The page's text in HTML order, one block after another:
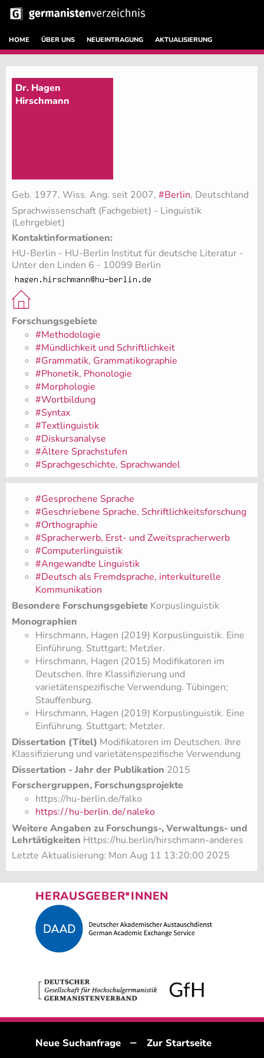
HOME ÜBER UNS NEUEINTRAGUNG AKTUALISIERUNG
Dr. Hagen
Hirschmann
Geb. 1977, Wiss. Ang. seit 2007, #Berlin, Deutschland
Sprachwissenschaft (Fachgebiet) - Linguistik
(Lehrgebiet)
Kontaktinformationen:
HU-Berlin - HU-Berlin Institut für deutsche Literatur -
Unter den Linden 6 - 10099 Berlin
Forschungsgebiete
#Methodologie
#Mündlichkeit und Schriftlichkeit
#Grammatik, Grammatikographie
#Phonetik, Phonologie
#Morphologie
#Wortbildung
#Syntax
#Textlinguistik
#Diskursanalyse
#Ältere Sprachstufen
#Sprachgeschichte, Sprachwandel
#Gesprochene Sprache
#Geschriebene Sprache, Schriftlichkeitsforschung
#Orthographie
#Spracherwerb, Erst- und Zweitspracherwerb
#Computerlinguistik
#Angewandte Linguistik
#Deutsch als Fremdsprache, interkulturelle
Kommunikation
Besondere Forschungsgebiete Korpuslinguistik
Monographien
Hirschmann, Hagen (2019) Korpuslinguistik. Eine
Einführung. Stuttgart; Metzler.
Hirschmann, Hagen (2015) Modifikatoren im
Deutschen. Ihre Klassifizierung und
varietätenspezifische Verwendung. Tübingen;
Stauffenburg.
Hirschmann, Hagen (2019) Korpuslinguistik. Eine
Einführung. Stuttgart; Metzler.
Dissertation (Titel) Modifikatoren im Deutschen. Ihre
Klassifizierung und varietätenspezifische Verwendung
Dissertation - Jahr der Publikation 2015
Forschergruppen, Forschungsprojekte
https://hu-berlin.de/falko
https://hu-berlin.de/naleko
Weitere Angaben zu Forschungs-, Verwaltungs- und
Lehrtätigkeiten Https://hu.berlin/hirschmann-anderes
Letzte Aktualisierung: Mon Aug 11 13:20:00 2025
HERAUSGEBER*INNEN
Neue Suchanfrage – Zur Startseite